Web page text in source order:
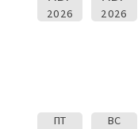
2026 2026
ПТ ВС